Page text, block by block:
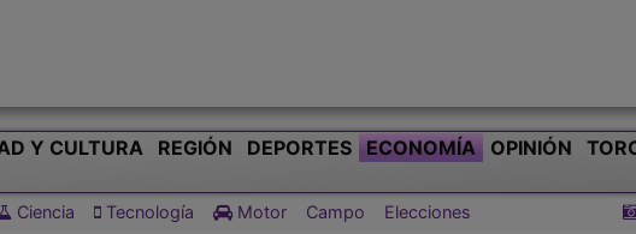
Y CULTURA REGIÓN DEPORTES ECONOMÍA OPINIÓN
Ciencia Tecnología Motor Campo Elecciones